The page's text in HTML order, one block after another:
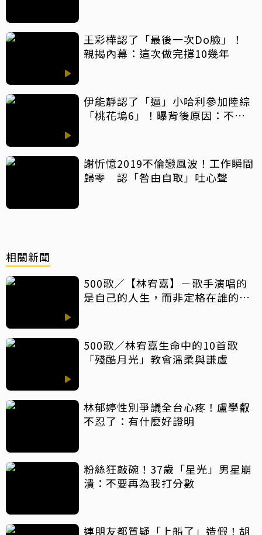
王彩樺認了「最後一次Do臉」！
親揭內幕：這次做完撐10幾年
伊能靜認了「逼」小哈利參加陸綜
「桃花塢6」！曝背後原因：不希
謝忻憶2019不倫戀風波！工作瞬間
歸零 認「咎由自取」吐心聲
相關新聞
500歌／【林宥嘉】－歌手演唱的
是自己的人生，而非定格在誰的青
500歌／林宥嘉生命中的10首歌
「殘酷月光」教會溫柔與謙虛
林郁婷性別爭議全台心疼！盧學叡
不忍了：有什麼好證明
粉絲狂敲碗！37歲「星光」男星崩
潰：不要再為我打分數
連朋友都質疑「上船了」造假！胡